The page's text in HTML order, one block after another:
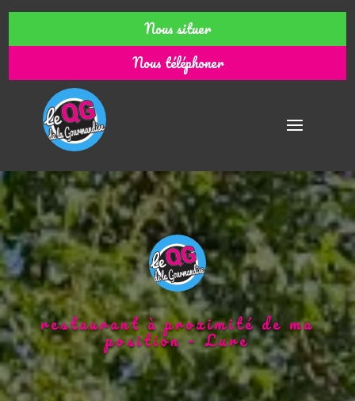
Nous situer
Nous téléphoner
restaurant à proximité de ma
position – Lure